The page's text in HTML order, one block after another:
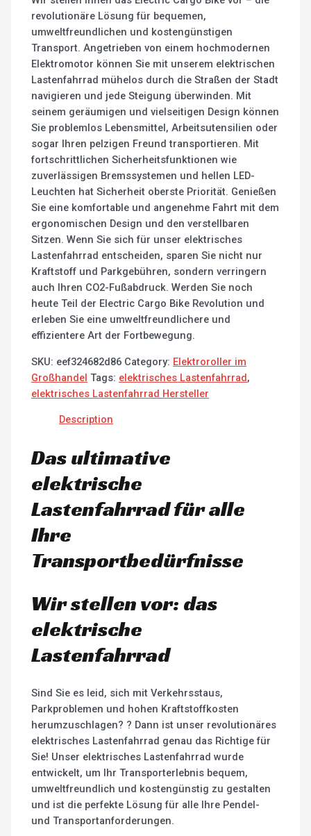
revolutionäre Lösung für bequemen,
umweltfreundlichen und kostengünstigen
Transport. Angetrieben von einem hochmodernen
Elektromotor können Sie mit unserem elektrischen
Lastenfahrrad mühelos durch die Straßen der Stadt
navigieren und jede Steigung überwinden. Mit
seinem geräumigen und vielseitigen Design können
Sie problemlos Lebensmittel, Arbeitsutensilien oder
sogar Ihren pelzigen Freund transportieren. Mit
fortschrittlichen Sicherheitsfunktionen wie
zuverlässigen Bremssystemen und hellen LED-
Leuchten hat Sicherheit oberste Priorität. Genießen
Sie eine komfortable und angenehme Fahrt mit dem
ergonomischen Design und den verstellbaren
Sitzen. Wenn Sie sich für unser elektrisches
Lastenfahrrad entscheiden, sparen Sie nicht nur
Kraftstoff und Parkgebühren, sondern verringern
auch Ihren CO2-Fußabdruck. Werden Sie noch
heute Teil der Electric Cargo Bike Revolution und
erleben Sie eine umweltfreundlichere und
effizientere Art der Fortbewegung.
SKU: eef324682d86 Category: Elektroroller im
Großhandel Tags: elektrisches Lastenfahrrad,
elektrisches Lastenfahrrad Hersteller
Description
Das ultimative
elektrische
Lastenfahrrad für alle
Ihre
Transportbedürfnisse
Wir stellen vor: das
elektrische
Lastenfahrrad
Sind Sie es leid, sich mit Verkehrsstaus,
Parkproblemen und hohen Kraftstoffkosten
herumzuschlagen? ? Dann ist unser revolutionäres
elektrisches Lastenfahrrad genau das Richtige für
Sie! Unser elektrisches Lastenfahrrad wurde
entwickelt, um Ihr Transporterlebnis bequem,
umweltfreundlich und kostengünstig zu gestalten
und ist die perfekte Lösung für alle Ihre Pendel-
und Transportanforderungen.